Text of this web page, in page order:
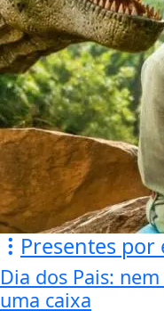
Presentes por
Dia dos Pais:
uma caixa